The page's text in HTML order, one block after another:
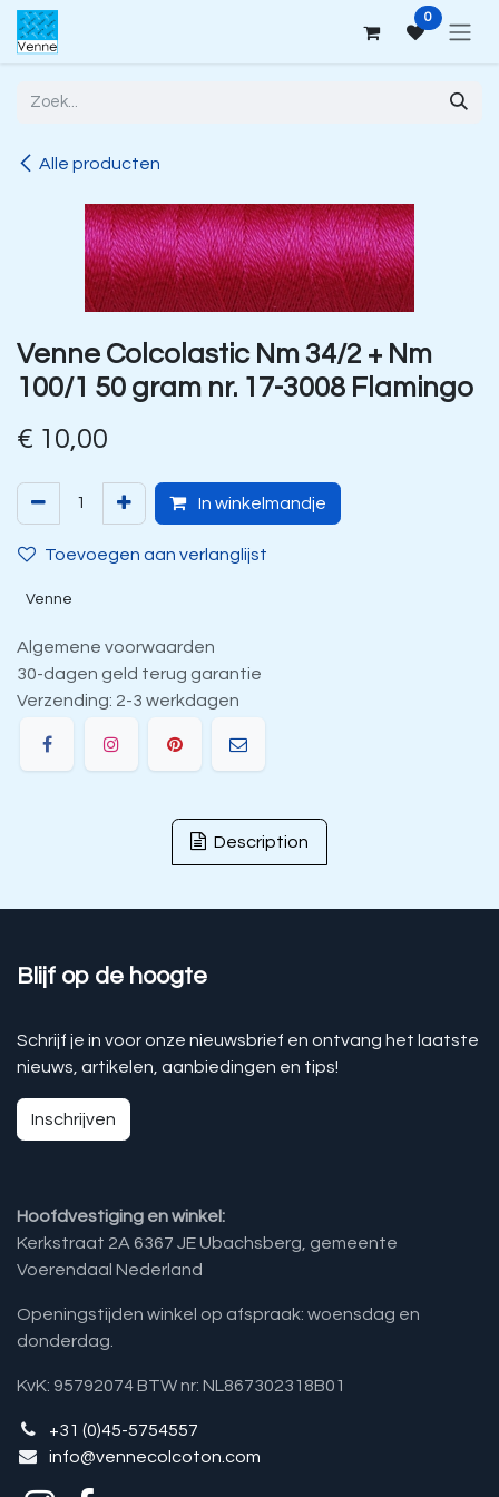
Overslaan naar inhoud 0
Alle producten
Venne Colcolastic Nm 34/2 + Nm
100/1 50 gram nr. 17-3008 Flamingo
€ 10,00
In winkelmandje
Toevoegen aan verlanglijst
Venne
Algemene voorwaarden
30-dagen geld terug garantie
Verzending: 2-3 werkdagen
Description
Blijf op de hoogte
Schrijf je in voor onze nieuwsbrief en ontvang het laatste
nieuws, artikelen, aanbiedingen en tips!
Inschrijven
Hoofdvestiging en winkel:
Kerkstraat 2A 6367 JE Ubachsberg, gemeente
Voerendaal Nederland
Openingstijden winkel op afspraak: woensdag en
donderdag.
KvK: 95792074 BTW nr: NL867302318B01
+31 (0)45-5754557
info@vennecolcoton.com